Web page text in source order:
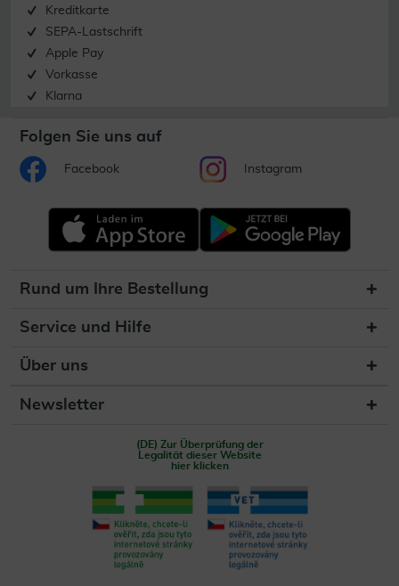
Kreditkarte
SEPA-Lastschrift
Apple Pay
Vorkasse
Klarna
Folgen Sie uns auf
Facebook Instagram
Rund um Ihre Bestellung
Service und Hilfe
Über uns
Newsletter
(DE) Zur Überprüfung der
Legalität dieser Website
hier klicken